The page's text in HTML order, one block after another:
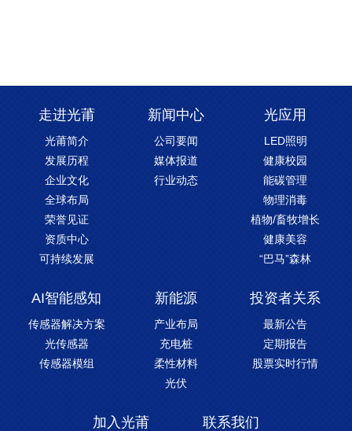
走进光莆
光莆简介
发展历程
企业文化
全球布局
荣誉见证
资质中心
可持续发展
新闻中心
公司要闻
媒体报道
行业动态
光应用
LED照明
健康校园
能碳管理
物理消毒
植物/畜牧增长
健康美容
“巴马”森林
AI智能感知
传感器解决方案
光传感器
传感器模组
新能源
产业布局
充电桩
柔性材料
光伏
投资者关系
最新公告
定期报告
股票实时行情
加入光莆 联系我们